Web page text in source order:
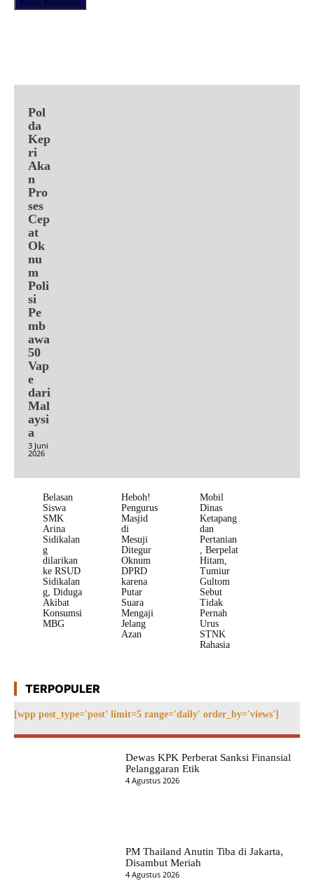
Pol
da
Kep
ri
Aka
n
Pro
ses
Cep
at
Ok
nu
m
Poli
si
Pe
mb
awa
50
Vap
e
dari
Mal
aysi
a
3 Juni
2026
Belasan
Siswa
SMK
Arina
Sidikalan
g
dilarikan
ke RSUD
Sidikalan
g, Diduga
Akibat
Konsumsi
MBG
Heboh!
Pengurus
Masjid
di
Mesuji
Ditegur
Oknum
DPRD
karena
Putar
Suara
Mengaji
Jelang
Azan
Mobil
Dinas
Ketapang
dan
Pertanian
, Berpelat
Hitam,
Tumiur
Gultom
Sebut
Tidak
Pernah
Urus
STNK
Rahasia
TERPOPULER
[wpp post_type='post' limit=5 range='daily' order_by='views']
Dewas KPK Perberat Sanksi Finansial
Pelanggaran Etik
4 Agustus 2026
PM Thailand Anutin Tiba di Jakarta,
Disambut Meriah
4 Agustus 2026